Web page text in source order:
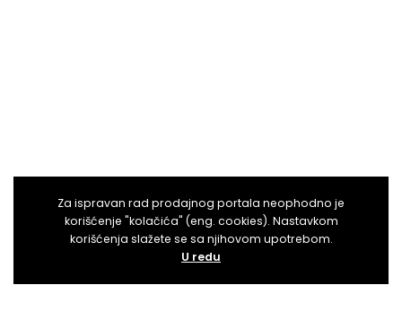
Za ispravan rad prodajnog portala neophodno je
korišćenje "kolačića" (eng. cookies). Nastavkom
korišćenja slažete se sa njihovom upotrebom.
U redu